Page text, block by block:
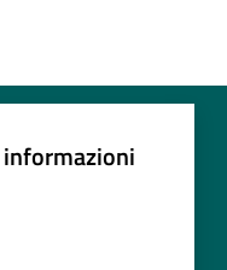
informazioni